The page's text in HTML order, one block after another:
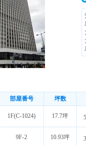
部屋番号 坪数
1F(C-1024) 17.7坪
9F-2 10.93坪